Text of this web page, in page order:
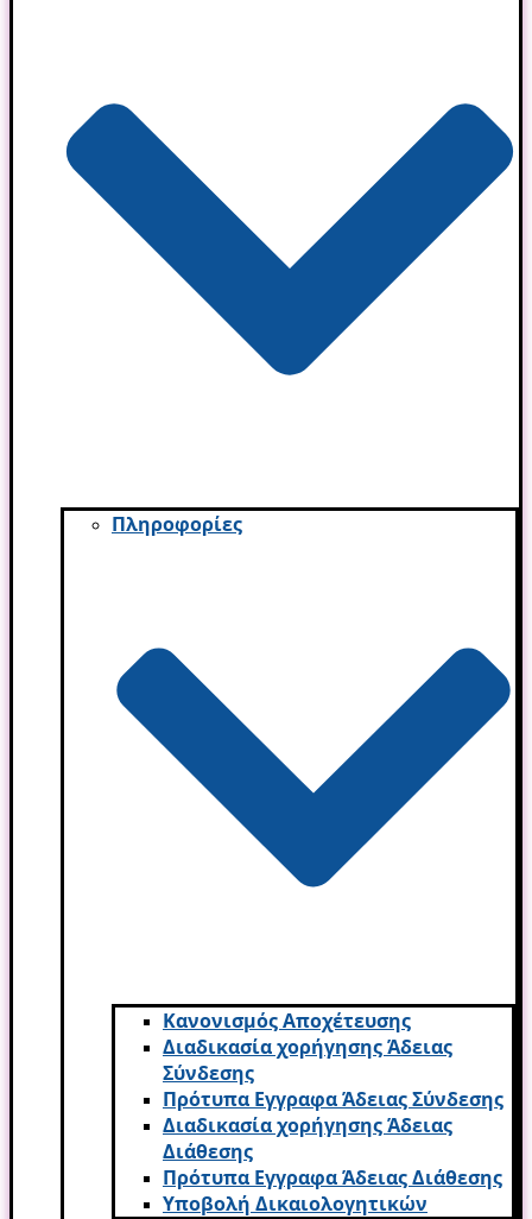
Πληροφορίες
Κανονισμός Αποχέτευσης
Διαδικασία χορήγησης Άδειας
Σύνδεσης
Πρότυπα Εγγραφα Άδειας Σύνδεσης
Διαδικασία χορήγησης Άδειας
Διάθεσης
Πρότυπα Εγγραφα Άδειας Διάθεσης
Υποβολή Δικαιολογητικών